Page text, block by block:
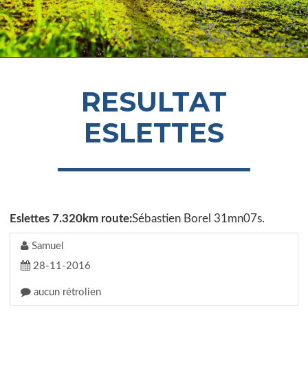
RESULTAT
ESLETTES
Eslettes 7.320km route:Sébastien Borel 31mn07s.
Samuel
28-11-2016
aucun rétrolien